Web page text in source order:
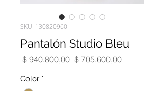
SKU: 130820960
Pantalón Studio Bleu
$ 940.800,00 Precio
$ 705.600,00Precio
Color *